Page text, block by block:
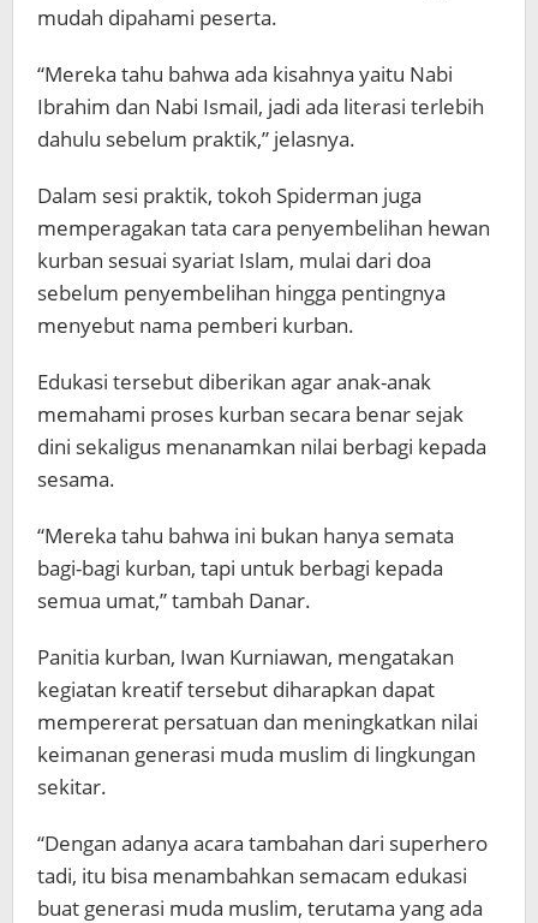
mudah dipahami peserta.
“Mereka tahu bahwa ada kisahnya yaitu Nabi
Ibrahim dan Nabi Ismail, jadi ada literasi terlebih
dahulu sebelum praktik,” jelasnya.
Dalam sesi praktik, tokoh Spiderman juga
memperagakan tata cara penyembelihan hewan
kurban sesuai syariat Islam, mulai dari doa
sebelum penyembelihan hingga pentingnya
menyebut nama pemberi kurban.
Edukasi tersebut diberikan agar anak-anak
memahami proses kurban secara benar sejak
dini sekaligus menanamkan nilai berbagi kepada
sesama.
“Mereka tahu bahwa ini bukan hanya semata
bagi-bagi kurban, tapi untuk berbagi kepada
semua umat,” tambah Danar.
Panitia kurban, Iwan Kurniawan, mengatakan
kegiatan kreatif tersebut diharapkan dapat
mempererat persatuan dan meningkatkan nilai
keimanan generasi muda muslim di lingkungan
sekitar.
“Dengan adanya acara tambahan dari superhero
tadi, itu bisa menambahkan semacam edukasi
buat generasi muda muslim, terutama yang ada